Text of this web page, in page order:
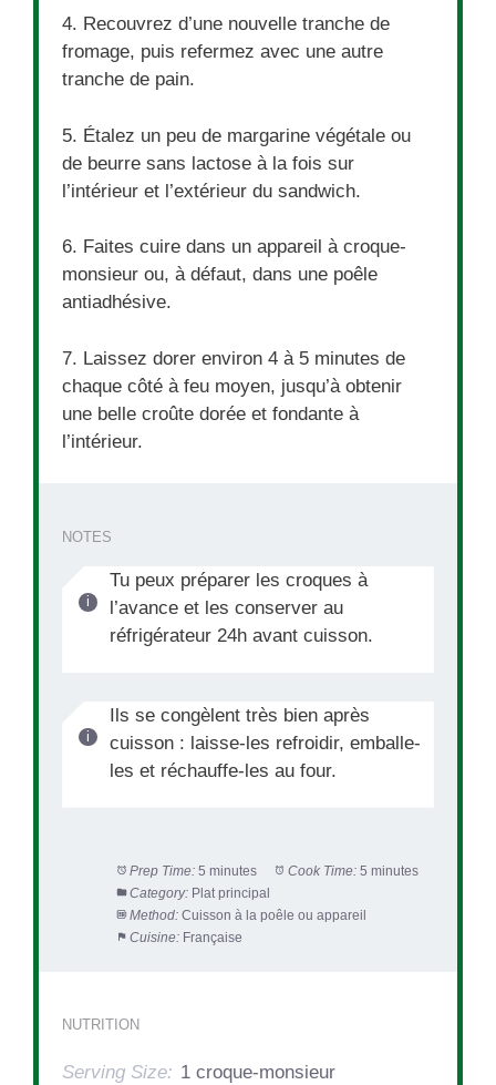
4. Recouvrez d’une nouvelle tranche de
fromage, puis refermez avec une autre
tranche de pain.
5. Étalez un peu de margarine végétale ou
de beurre sans lactose à la fois sur
l’intérieur et l’extérieur du sandwich.
6. Faites cuire dans un appareil à croque-
monsieur ou, à défaut, dans une poêle
antiadhésive.
7. Laissez dorer environ 4 à 5 minutes de
chaque côté à feu moyen, jusqu’à obtenir
une belle croûte dorée et fondante à
l’intérieur.
NOTES
Tu peux préparer les croques à
l’avance et les conserver au
réfrigérateur 24h avant cuisson.
Ils se congèlent très bien après
cuisson : laisse-les refroidir, emballe-
les et réchauffe-les au four.
Prep Time: 5 minutes Cook Time: 5 minutes
Category: Plat principal
Method: Cuisson à la poêle ou appareil
Cuisine: Française
NUTRITION
Serving Size: 1 croque-monsieur